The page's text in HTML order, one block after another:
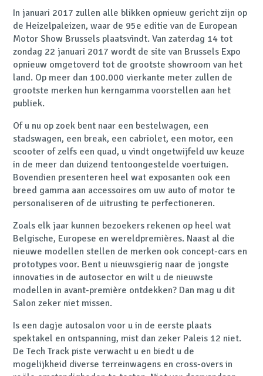
In januari 2017 zullen alle blikken opnieuw gericht zijn op
de Heizelpaleizen, waar de 95e editie van de European
Motor Show Brussels plaatsvindt. Van zaterdag 14 tot
zondag 22 januari 2017 wordt de site van Brussels Expo
opnieuw omgetoverd tot de grootste showroom van het
land. Op meer dan 100.000 vierkante meter zullen de
grootste merken hun kerngamma voorstellen aan het
publiek.
Of u nu op zoek bent naar een bestelwagen, een
stadswagen, een break, een cabriolet, een motor, een
scooter of zelfs een quad, u vindt ongetwijfeld uw keuze
in de meer dan duizend tentoongestelde voertuigen.
Bovendien presenteren heel wat exposanten ook een
breed gamma aan accessoires om uw auto of motor te
personaliseren of de uitrusting te perfectioneren.
Zoals elk jaar kunnen bezoekers rekenen op heel wat
Belgische, Europese en wereldpremières. Naast al die
nieuwe modellen stellen de merken ook concept-cars en
prototypes voor. Bent u nieuwsgierig naar de jongste
innovaties in de autosector en wilt u de nieuwste
modellen in avant-première ontdekken? Dan mag u dit
Salon zeker niet missen.
Is een dagje autosalon voor u in de eerste plaats
spektakel en ontspanning, mist dan zeker Paleis 12 niet.
De Tech Track piste verwacht u en biedt u de
mogelijkheid diverse terreinwagens en cross-overs in